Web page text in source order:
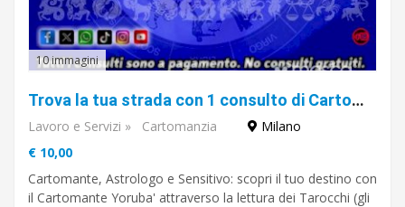
10 immagini
Trova la tua strada con 1 consulto di Cartomanzia con il Cartomante YORUBA'
Lavoro e Servizi » Cartomanzia
Milano
€ 10,00
Cartomante, Astrologo e Sensitivo: scopri il tuo destino con
il Cartomante Yoruba' attraverso la lettura dei Tarocchi (gli